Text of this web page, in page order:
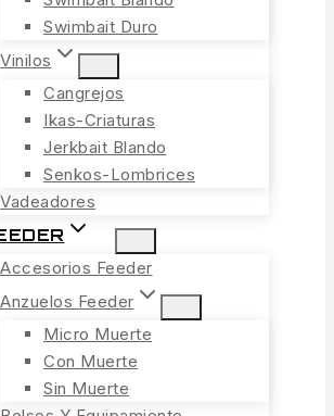
Swimbait Duro
Vinilos
Cangrejos
Ikas-Criaturas
Jerkbait Blando
Senkos-Lombrices
Vadeadores
Accesorios Feeder
Anzuelos Feeder
Micro Muerte
Con Muerte
Sin Muerte